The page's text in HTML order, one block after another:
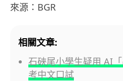
來源：BGR
相關文章:
石硤尾小學生疑用 AI
考中文口試